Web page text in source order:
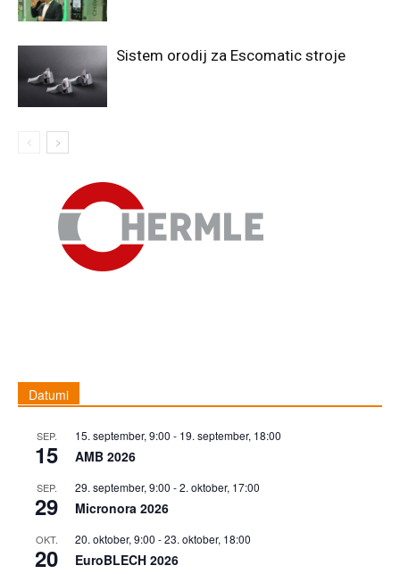
Sistem orodij za Escomatic stroje
Datumi
SEP.
15
15. september, 9:00 - 19. september, 18:00
AMB 2026
SEP.
29
29. september, 9:00 -2. oktober, 17:00
Micronora 2026
OKT.
20
20. oktober, 9:00 -23. oktober, 18:00
EuroBLECH 2026